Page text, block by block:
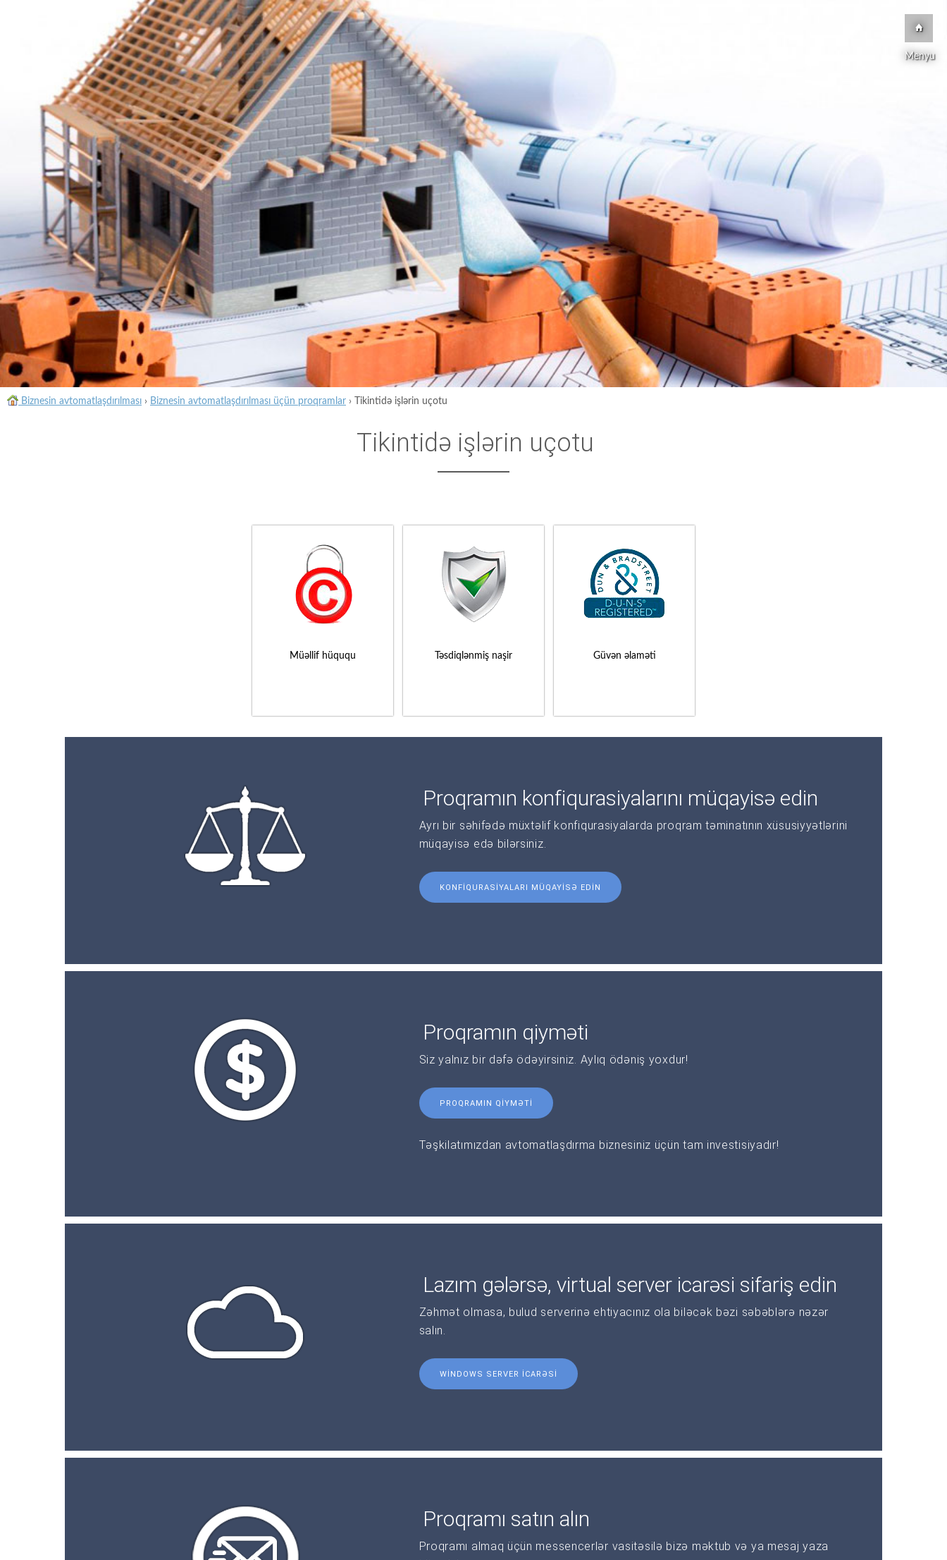
Menyu
Biznesin avtomatlaşdırılması › Biznesin avtomatlaşdırılması üçün proqramlar › Tikintidə işlərin uçotu
Tikintidə işlərin uçotu
Müəllif hüququ Təsdiqlənmiş naşir Güvən əlaməti
Proqramın konfiqurasiyalarını müqayisə edin
Ayrı bir səhifədə müxtəlif konfiqurasiyalarda proqram təminatının xüsusiyyətlərini
müqayisə edə bilərsiniz.
KONFIQURASIYALARI MÜQAYISƏ EDIN
Proqramın qiyməti
Siz yalnız bir dəfə ödəyirsiniz. Aylıq ödəniş yoxdur!
PROQRAMIN QIYMƏTI
Təşkilatımızdan avtomatlaşdırma biznesiniz üçün tam investisiyadır!
Lazım gələrsə, virtual server icarəsi sifariş edin
Zəhmət olmasa, bulud serverinə ehtiyacınız ola biləcək bəzi səbəblərə nəzər
salın.
WINDOWS SERVER ICARƏSI
Proqramı satın alın
Proqramı almaq üçün messencerlər vasitəsilə bizə məktub və ya mesaj yaza